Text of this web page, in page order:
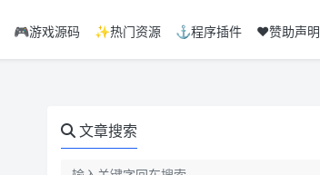
🎮游戏源码 ✨热门资源 ⚓程序插件 ❤️赞助声明
文章搜索